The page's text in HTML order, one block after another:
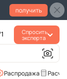
получить
Спросить
эксперта
Распродажа